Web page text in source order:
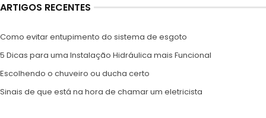
ARTIGOS RECENTES
Como evitar entupimento do sistema de esgoto
5 Dicas para uma Instalação Hidráulica mais Funcional
Escolhendo o chuveiro ou ducha certo
Sinais de que está na hora de chamar um eletricista